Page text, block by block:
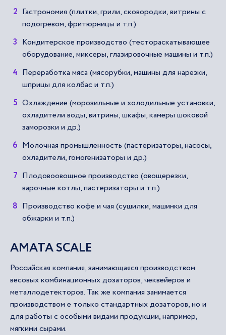
Гастрономия (плитки, грили, сковородки, витрины с
подогревом, фритюрницы и т.п.)
Кондитерское производство (тестораскатывающее
оборудование, миксеры, глазировочные машины и т.п.)
Переработка мяса (мясорубки, машины для нарезки,
шприцы для колбас и т.п.)
Охлаждение (морозильные и холодильные установки,
охладители воды, витрины, шкафы, камеры шоковой
заморозки и др.)
Молочная промышленность (пастеризаторы, насосы,
охладители, гомогенизаторы и др.)
Плодовоовощное производство (овощерезки,
варочные котлы, пастеризаторы и т.п.)
Производство кофе и чая (сушилки, машинки для
обжарки и т.п.)
AMATA SCALE
Российская компания, занимающаяся производством
весовых комбинационных дозаторов, чеквейеров и
металлодетекторов. Так же компания занимается
производством е только стандартных дозаторов, но и
для работы с особыми видами продукции, например,
мягкими сырами.